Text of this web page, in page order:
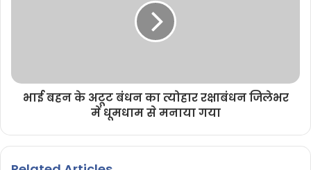
भाई बहन के अटूट बंधन का त्योहार रक्षाबंधन जिलेभर
में धूमधाम से मनाया गया